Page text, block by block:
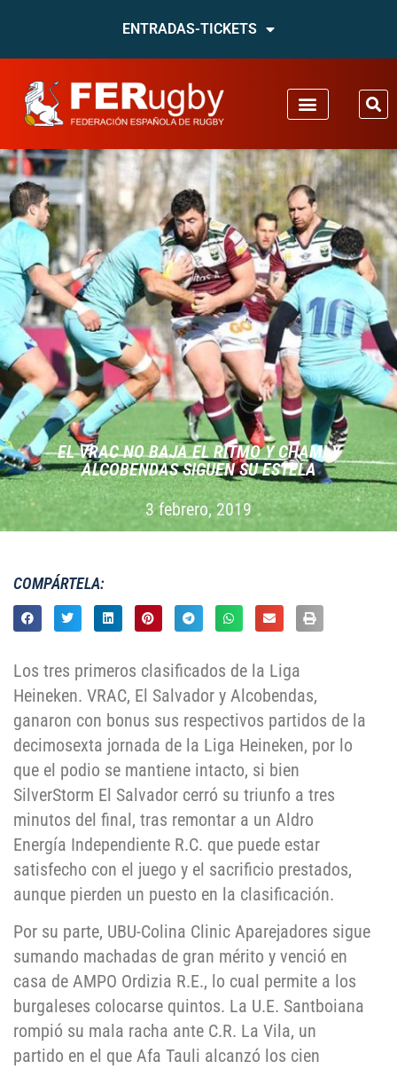
ENTRADAS-TICKETS
EL VRAC NO BAJA EL RITMO Y CHAMI Y
ALCOBENDAS SIGUEN SU ESTELA
3 febrero, 2019
COMPÁRTELA:
Los tres primeros clasificados de la Liga
Heineken. VRAC, El Salvador y Alcobendas,
ganaron con bonus sus respectivos partidos de la
decimosexta jornada de la Liga Heineken, por lo
que el podio se mantiene intacto, si bien
SilverStorm El Salvador cerró su triunfo a tres
minutos del final, tras remontar a un Aldro
Energía Independiente R.C. que puede estar
satisfecho con el juego y el sacrificio prestados,
aunque pierden un puesto en la clasificación.
Por su parte, UBU-Colina Clinic Aparejadores sigue
sumando machadas de gran mérito y venció en
casa de AMPO Ordizia R.E., lo cual permite a los
burgaleses colocarse quintos. La U.E. Santboiana
rompió su mala racha ante C.R. La Vila, un
partido en el que Afa Tauli alcanzó los cien